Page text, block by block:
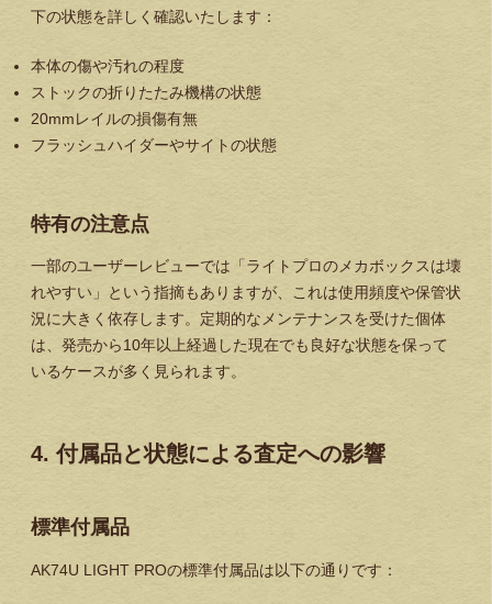
下の状態を詳しく確認いたします：
本体の傷や汚れの程度
ストックの折りたたみ機構の状態
20mmレイルの損傷有無
フラッシュハイダーやサイトの状態
特有の注意点
一部のユーザーレビューでは「ライトプロのメカボックスは壊
れやすい」という指摘もありますが、これは使用頻度や保管状
況に大きく依存します。定期的なメンテナンスを受けた個体
は、発売から10年以上経過した現在でも良好な状態を保って
いるケースが多く見られます。
4. 付属品と状態による査定への影響
標準付属品
AK74U LIGHT PROの標準付属品は以下の通りです：